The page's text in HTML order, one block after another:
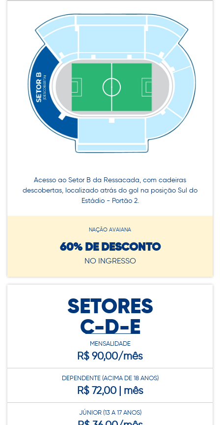
Acesso ao Setor B da Ressacada, com cadeiras
descobertas, localizado atrás do gol na posição Sul do
Estádio - Portão 2.
NAÇÃO AVAIANA
60% DE DESCONTO
NO INGRESSO
SETORES
C-D-E
MENSALIDADE
R$ 90,00/mês
DEPENDENTE (ACIMA DE 18 ANOS)
R$ 72,00 | mês
JÚNIOR (13 A 17 ANOS)